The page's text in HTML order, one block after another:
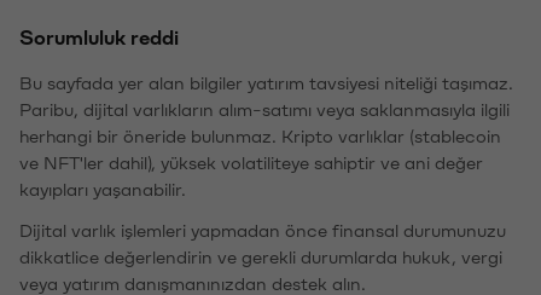
Sorumluluk reddi
Bu sayfada yer alan bilgiler yatırım tavsiyesi niteliği taşımaz.
Paribu, dijital varlıkların alım-satımı veya saklanmasıyla ilgili
herhangi bir öneride bulunmaz. Kripto varlıklar (stablecoin
ve NFT'ler dahil), yüksek volatiliteye sahiptir ve ani değer
kayıpları yaşanabilir.
Dijital varlık işlemleri yapmadan önce finansal durumunuzu
dikkatlice değerlendirin ve gerekli durumlarda hukuk, vergi
veya yatırım danışmanınızdan destek alın.